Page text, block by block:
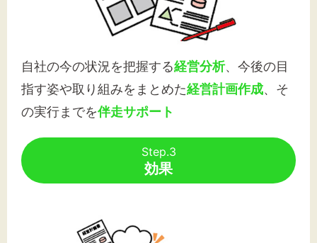
自社の今の状況を把握する経営分析、今後の目
指す姿や取り組みをまとめた経営計画作成、そ
の実行までを伴走サポート
Step.3
効果